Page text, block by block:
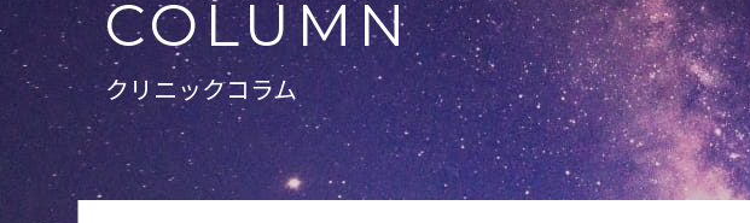
COLUMN
クリニックコラム